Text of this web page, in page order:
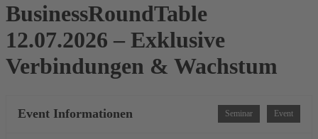
BusinessRoundTable
12.07.2026 – Exklusive
Verbindungen & Wachstum
Event
Seminar
Event Informationen